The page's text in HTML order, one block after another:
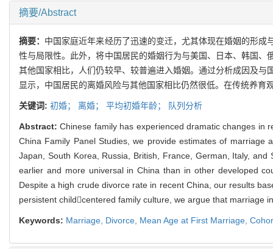
摘要/Abstract
摘要： 中国家庭近年来经历了迅速的变迁，尤其体现在婚姻的形
性与局限性。此外，将中国居民的婚姻行为与美国、日本、韩国
其他国家相比，人们仍较早、较普遍进入婚姻。通过分析成因及
显示，中国居民的离婚风险与其他国家相比仍然很低。在传统养
关键词: 初婚； 离婚； 平均初婚年龄； 队列分析
Abstract:Chinese family has experienced dramatic changes in
China Family Panel Studies, we provide estimates of
Japan, South Korea, Russia, British, France, German, Italy,
earlier and more universal in China than in other developed
Despite a high crude divorce rate in recent China, our results
persistent childcentered family culture, we argue that marriage
Keywords: Marriage, Divorce, Mean Age at First Marriage,